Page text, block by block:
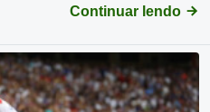
Continuar lendo